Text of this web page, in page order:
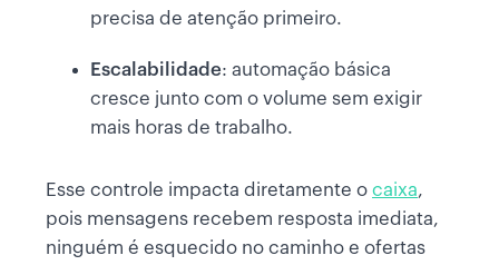
precisa de atenção primeiro.
Escalabilidade: automação básica
cresce junto com o volume sem exigir
mais horas de trabalho.
Esse controle impacta diretamente o caixa,
pois mensagens recebem resposta imediata,
ninguém é esquecido no caminho e ofertas